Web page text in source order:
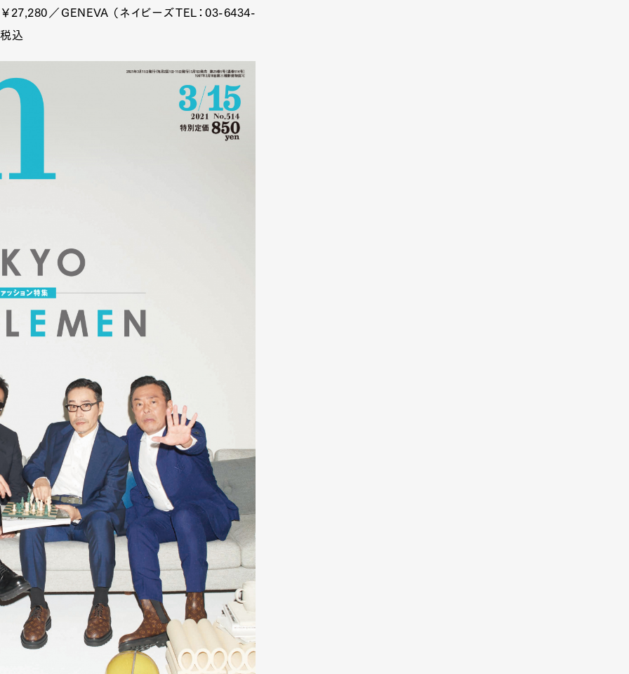
Art&Design Watch
Fashion
Cars Product
Culture
Lifestyle
Magazine Official Columnist
／GENEVA （ネイビーズTEL：03-6434-
税込